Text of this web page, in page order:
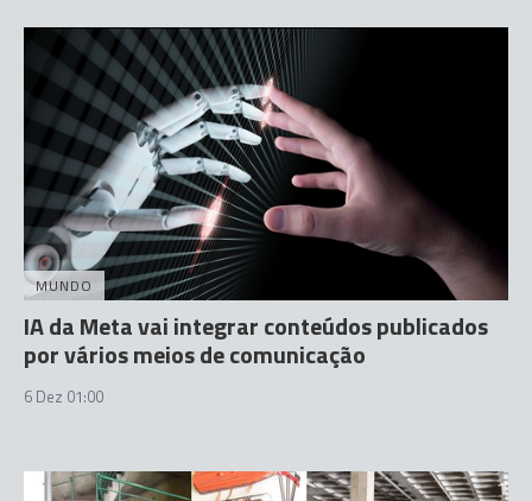
MUNDO
IA da Meta vai integrar conteúdos publicados
por vários meios de comunicação
6 Dez 01:00